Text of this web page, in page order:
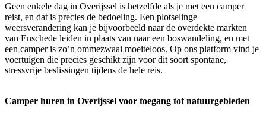
Geen enkele dag in Overijssel is hetzelfde als je met een camper
reist, en dat is precies de bedoeling. Een plotselinge
weersverandering kan je bijvoorbeeld naar de overdekte markten
van Enschede leiden in plaats van naar een boswandeling, en met
een camper is zo’n ommezwaai moeiteloos. Op ons platform vind je
voertuigen die precies geschikt zijn voor dit soort spontane,
stressvrije beslissingen tijdens de hele reis.
Camper huren in Overijssel voor toegang tot natuurgebieden